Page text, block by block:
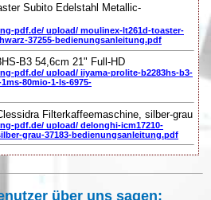
Subito Edelstahl Metallic-
pdf.de/ upload/ moulinex-lt261d-toaster-
37255-bedienungsanleitung.pdf
B3 54,6cm 21" Full-HD
pdf.de/ upload/ iiyama-prolite-b2283hs-b3-
80mio-1-ls-6975-
Filterkaffeemaschine, silber-grau
pdf.de/ upload/ delonghi-icm17210-
grau-37183-bedienungsanleitung.pdf
über uns sagen: